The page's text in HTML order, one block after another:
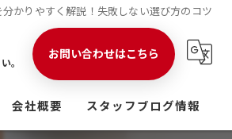
かりやすく解説！失敗しない選び方のコツ
。
お問い合わせはこちら
会社概要 スタッフブログ情報